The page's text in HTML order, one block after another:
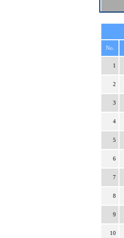
No.
1
2
3
4
5
6
7
8
9
10